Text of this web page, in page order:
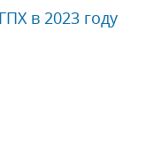
в 2023 году